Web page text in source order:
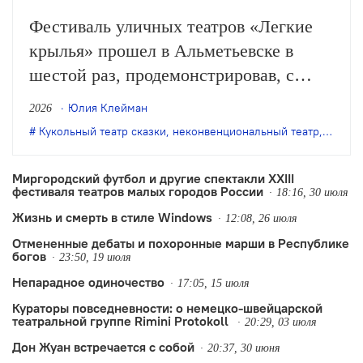
Фестиваль уличных театров «Легкие
крылья» прошел в Альметьевске в
шестой раз, продемонстрировав, с
одной стороны, особое качество
выращенной фестивалем аудитории, с
тренды.
2026
Юлия Клейман
Кукольный театр сказки, неконвенциональный театр, театр
Миргородский футбол и другие спектакли XXIII
фестиваля театров малых городов России
18:16, 30 июля
Жизнь и смерть в стиле Windows 12:08, 26 июля
Отмененные дебаты и похоронные марши в Республике
богов
23:50, 19 июля
Непарадное одиночество 17:05, 15 июля
Кураторы повседневности: о немецко-швейцарской
театральной группе Rimini Protokoll
20:29, 03 июля
Дон Жуан встречается с собой 20:37, 30 июня